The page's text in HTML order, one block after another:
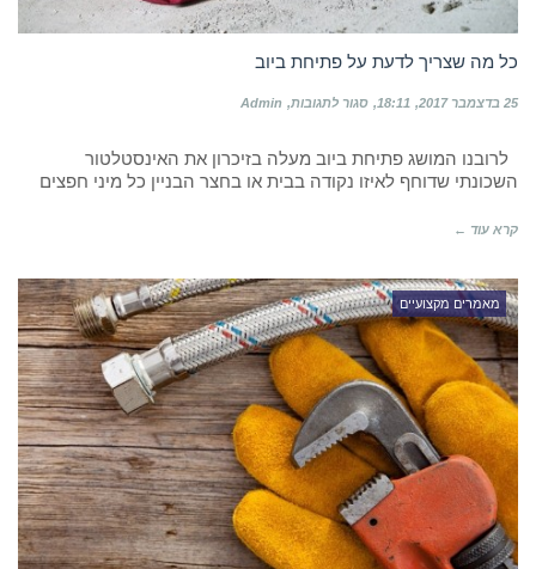
כל מה שצריך לדעת על פתיחת ביוב
25 בדצמבר 2017 18:11 סגור לתגובות על
שצריך
לדעת
Admin
לרובנו המושג פתיחת ביוב מעלה בזיכרון את האינסטלטור
השכונתי שדוחף לאיזו נקודה בבית או בחצר הבניין כל מיני חפצים
קרא עוד ←
מאמרים מקצועיים